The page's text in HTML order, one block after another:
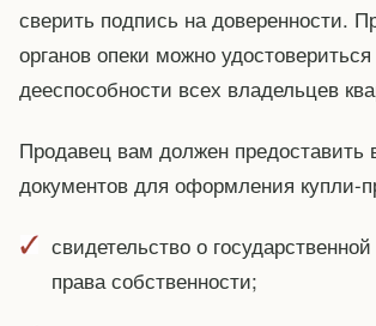
сверить подпись на доверенности.
органов опеки можно
дееспособности всех владельцев
Продавец вам должен предоставить
документов для оформления купли-
свидетельство о
права собственности;